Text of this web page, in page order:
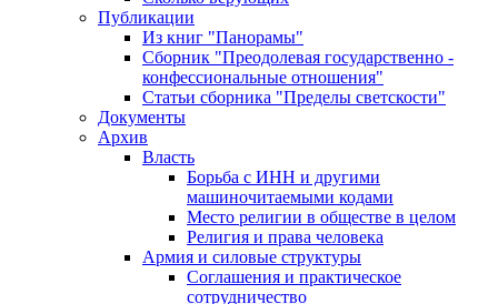
Публикации
Из книг "Панорамы"
Сборник "Преодолевая государственно -
конфессиональные отношения"
Статьи сборника "Пределы светскости"
Документы
Архив
Власть
Борьба с ИНН и другими
машиночитаемыми кодами
Место религии в обществе в целом
Религия и права человека
Армия и силовые структуры
Соглашения и практическое
сотрудничество